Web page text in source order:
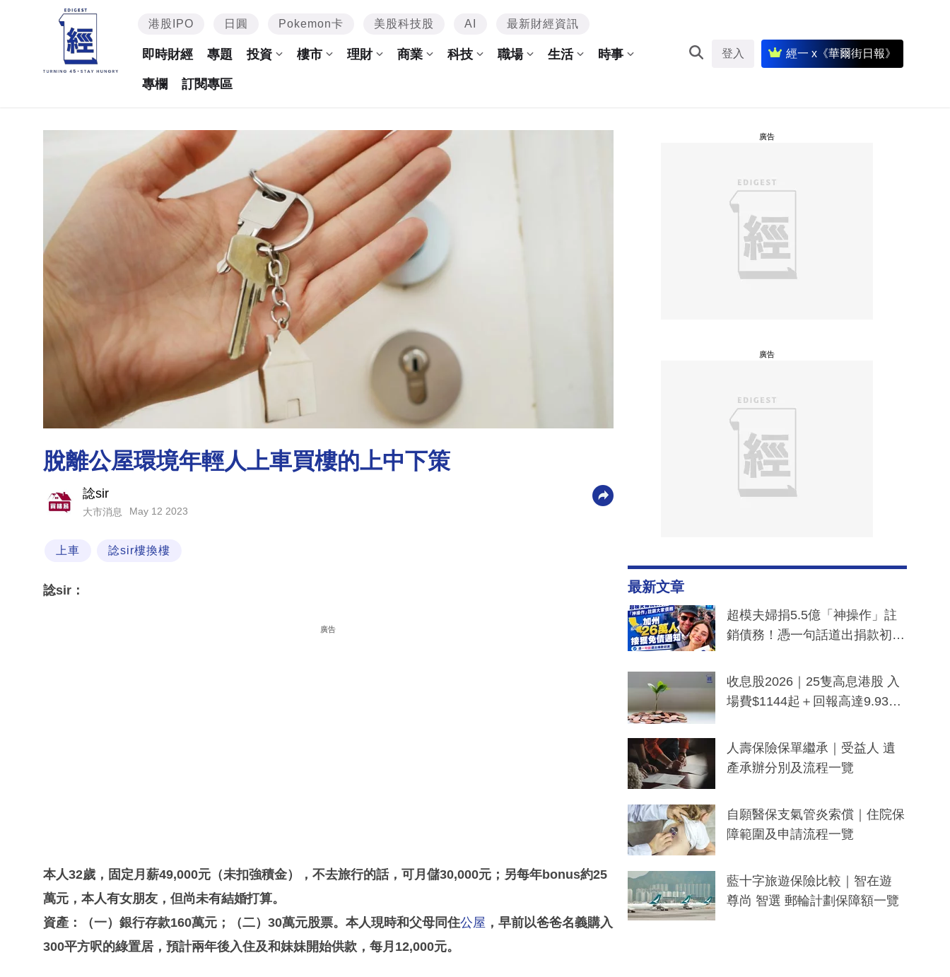
港股IPO 日圓 Pokemon卡 美股科技股 AI 最新財經資訊
即時財經 專題 投資 樓市 理財 商業 科技 職場 生活 時事
專欄 訂閱專區
登入 經一 x《華爾街日報》
脫離公屋環境年輕人上車買樓的上中下策
諗sir
大市消息 May 12 2023
上車 諗sir樓換樓
諗sir：
廣告
本人32歲，固定月薪49,000元（未扣強積金），不去旅行的話，可月儲30,000元；另每年bonus約25
萬元，本人有女朋友，但尚未有結婚打算。
資產：（一）銀行存款160萬元；（二）30萬元股票。本人現時和父母同住公屋 ，早前以爸爸名義購入
300平方呎的綠置居，預計兩年後入住及和妹妹開始供款，每月12,000元。
廣告
廣告
最新文章
超模夫婦捐5.5億「神操作」註
銷債務！憑一句話道出捐款初
一度被誤當詐騙手段
收息股2026｜25隻高息港股 入
場費$1144起＋回報高達9.93
人壽保險保單繼承｜受益人 遺
產承辦分別及流程一覽
自願醫保支氣管炎索償｜住院保
障範圍及申請流程一覽
藍十字旅遊保險比較｜智在遊
尊尚 智選 郵輪計劃保障額一覽